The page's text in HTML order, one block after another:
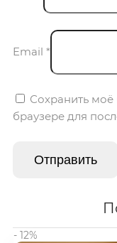
Email *
Сохранить моё
браузере для
- 12%